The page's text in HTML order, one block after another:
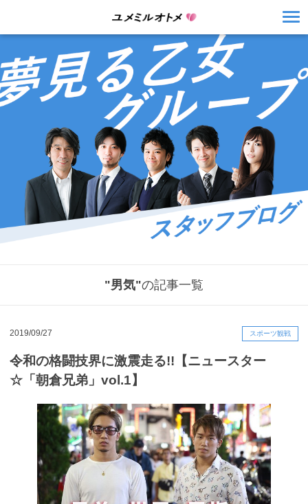
"男気"の記事一覧
2019/09/27 スポーツ観戦
令和の格闘技界に激震走る!!【ニュースター
☆「朝倉兄弟」vol.1】